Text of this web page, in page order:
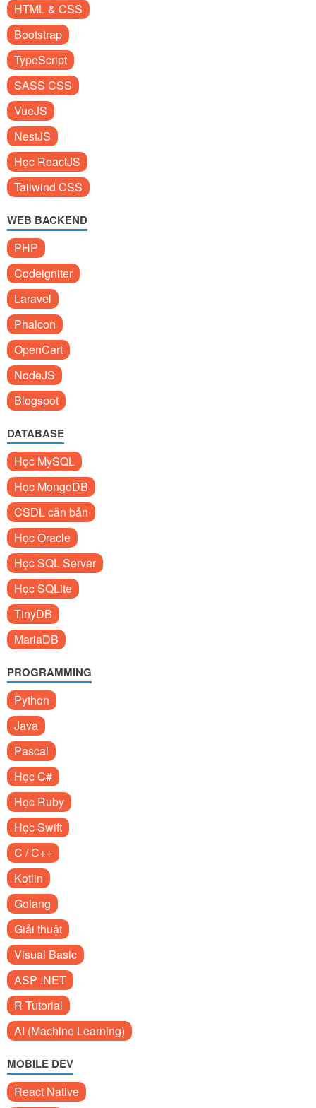
HTML & CSS
Bootstrap
TypeScript
SASS CSS
VueJS
NestJS
Học ReactJS
Tailwind CSS
WEB BACKEND
PHP
Codeigniter
Laravel
Phalcon
OpenCart
NodeJS
Blogspot
DATABASE
Học MySQL
Học MongoDB
CSDL căn bản
Học Oracle
Học SQL Server
Học SQLite
TinyDB
MariaDB
PROGRAMMING
Python
Java
Pascal
Học C#
Học Ruby
Học Swift
C / C++
Kotlin
Golang
Giải thuật
Visual Basic
ASP .NET
R Tutorial
AI (Machine Learning)
MOBILE DEV
React Native